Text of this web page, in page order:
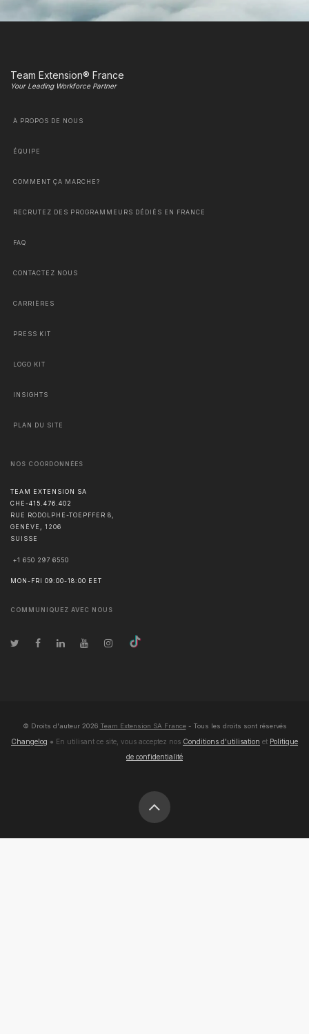
Team Extension® France
Your Leading Workforce Partner
À PROPOS DE NOUS
ÉQUIPE
COMMENT ÇA MARCHE?
RECRUTEZ DES PROGRAMMEURS DÉDIÉS EN FRANCE
FAQ
CONTACTEZ NOUS
CARRIÈRES
PRESS KIT
LOGO KIT
INSIGHTS
PLAN DU SITE
NOS COORDONNÉES
TEAM EXTENSION SA
CHE-415.476.402
RUE RODOLPHE-TOEPFFER 8,
GENÈVE
1206
SUISSE
+1 650 297 6550
MON-FRI 09:00-18:00 EET
COMMUNIQUEZ AVEC NOUS
© Droits d'auteur 2026 Team Extension SA France- Tous les droits sont réservés
Changelog ● En utilisant ce site, vous acceptez nos Conditions d'utilisation et Politique
de confidentialité